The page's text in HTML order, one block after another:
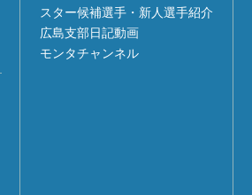
スター候補選手・新人選手紹介
広島支部日記動画
モンタチャンネル